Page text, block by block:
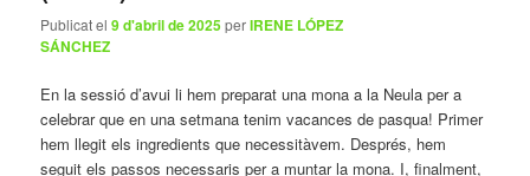
Publicat el9 d'abril de 2025perIRENE LÓPEZ
SÁNCHEZ
En la sessió d’avui li hem preparat una mona a la Neula per a
celebrar que en una setmana tenim vacances de pasqua! Primer
hem llegit els ingredients que necessitàvem. Després, hem
seguit els passos necessaris per a muntar la mona. I, finalment,